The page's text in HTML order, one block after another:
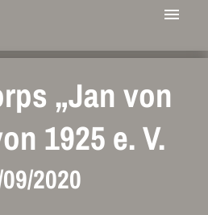
„Jan von
1925 e. V.
2020